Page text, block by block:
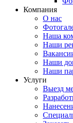
Компания
О нас
Наша
Наши
Наши
Наши
Услуги
Выезд